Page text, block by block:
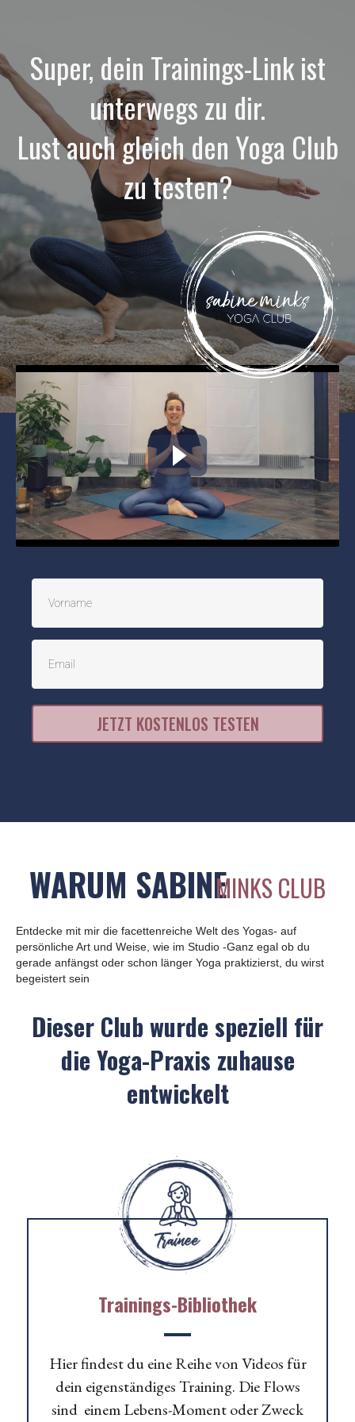
Super, dein Trainings-Link ist
unterwegs zu dir.
Lust auch gleich den Yoga Club
zu testen?
JETZT KOSTENLOS TESTEN
WARUM SABINEMINKS CLUB
Entdecke mit mir die facettenreiche Welt des Yogas- auf
persönliche Art und Weise, wie im Studio -Ganz egal ob du
gerade anfängst oder schon länger Yoga praktizierst, du wirst
begeistert sein
Dieser Club wurde speziell für
die Yoga-Praxis zuhause
entwickelt
Trainings-Bibliothek
Hier findest du eine Reihe von Videos für
dein eigenständiges Training. Die Flows
sind einem Lebens-Moment oder Zweck